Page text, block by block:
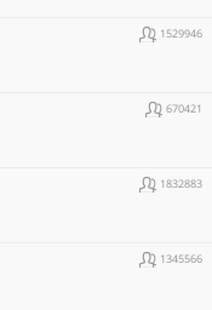
1529946
670421
1832883
1345566